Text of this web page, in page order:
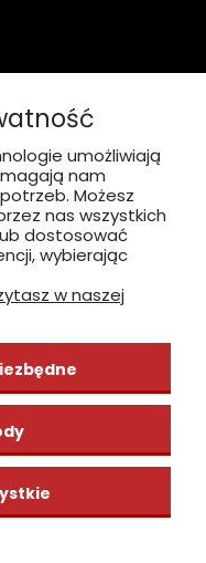
zobacz, jak dojechać
umożliwiają
nam
Możesz
nas wszystkich
dostosować
wybierając
w naszej